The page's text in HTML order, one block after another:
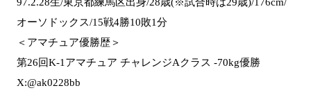
オーソドックス/15戦4勝10敗1分
＜アマチュア優勝歴＞
第26回K-1アマチュア チャレンジAクラス -70kg優勝
X:@ak0228bb